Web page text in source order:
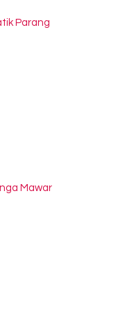
Parang
Mawar